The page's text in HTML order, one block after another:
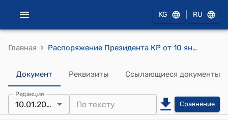
KG RU
Главная › Распоряжение Президента КР от 10 января 2009 года РП № 4 "Об Исаеве Т.К."
Документ Реквизиты Ссылающиеся документы
Редакция
10.01.2009 Сравнение